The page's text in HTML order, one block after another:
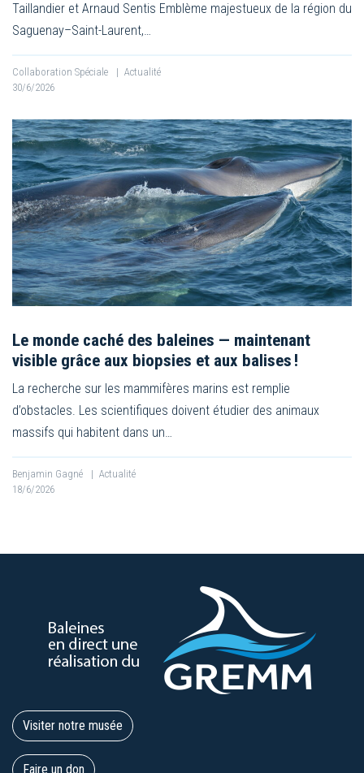
Taillandier et Arnaud Sentis Emblème majestueux de la région du
Saguenay–Saint-Laurent,…
Collaboration Spéciale | Actualité
30/6/2026
Le monde caché des baleines — maintenant
visible grâce aux biopsies et aux balises !
La recherche sur les mammifères marins est remplie
d’obstacles. Les scientifiques doivent étudier des animaux
massifs qui habitent dans un…
Benjamin Gagné | Actualité
18/6/2026
Visiter notre musée
Faire un don